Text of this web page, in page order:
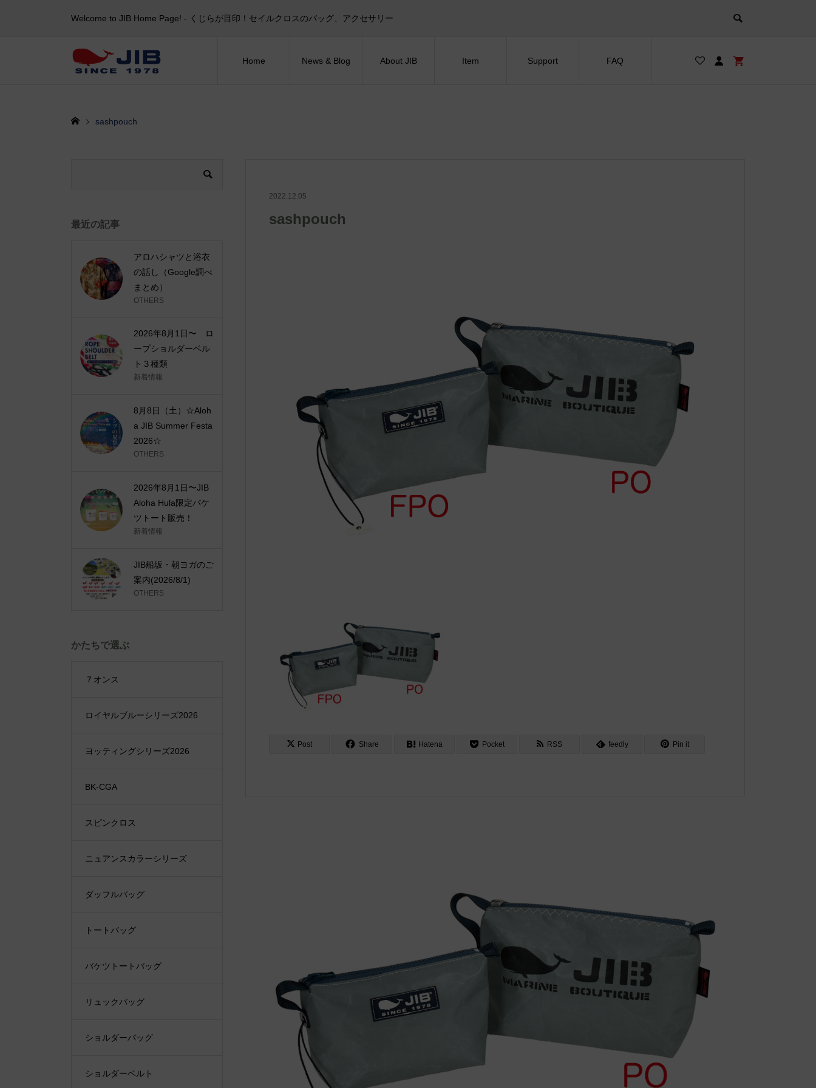
Welcome to JIB Home Page! ‐ くじらが目印！セイルクロスのバッグ、アクセサリー
Home News & Blog About JIB Item Support FAQ
sashpouch
2022.12.05
sashpouch
Post Share Hatena Pocket RSS feedly Pin it
最近の記事
アロハシャツと浴衣
の話し（Google調べ
まとめ）
OTHERS
2026年8月1日〜 ロ
ープショルダーベル
ト３種類
新着情報
8月8日（土）☆Aloh
a JIB Summer Festa
2026☆
OTHERS
2026年8月1日〜JIB
Aloha Hula限定バケ
ツトート販売！
新着情報
JIB船坂・朝ヨガのご
案内(2026/8/1)
OTHERS
かたちで選ぶ
７オンス
ロイヤルブルーシリーズ2026
ヨッティングシリーズ2026
BK-CGA
スピンクロス
ニュアンスカラーシリーズ
ダッフルバッグ
トートバッグ
バケツトートバッグ
リュックバッグ
ショルダーバッグ
ショルダーベルト